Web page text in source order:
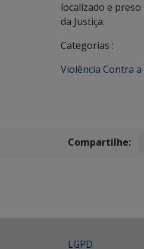
localizado e preso
da Justiça.
Categorias :
Violência Contra
Compartilhe:
LGPD